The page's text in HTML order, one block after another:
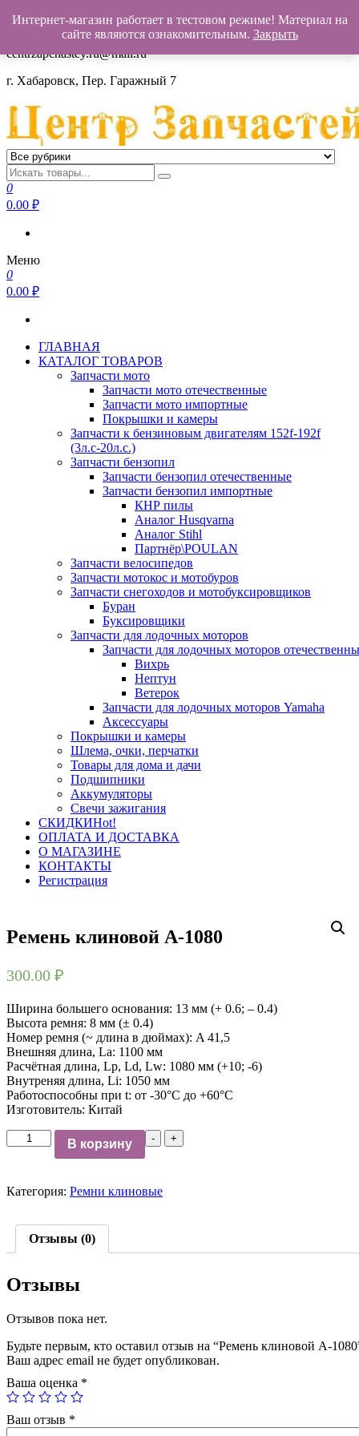
+7(962)503-00-25
centrzapchastey.ru@mail.ru
г. Хабаровск, Пер. Гаражный 7
Центр Запчастей Хабаровск
Запчасти для авто,
мото,бензопил,велосипедов,снегоходов,бензопил и т.д.
Хабаровск
0
0.00 ₽
Меню
0
0.00 ₽
ГЛАВНАЯ
КАТАЛОГ ТОВАРОВ
Запчасти мото
Запчасти мото отечественные
Запчасти мото импортные
Покрышки и камеры
Запчасти к бензиновым двигателям 152f-192f
(3л.с-20л.с.)
Запчасти бензопил
Запчасти бензопил отечественные
Запчасти бензопил импортные
КНР пилы
Аналог Husqvarna
Аналог Stihl
Партнёр\POULAN
Запчасти велосипедов
Запчасти мотокос и мотобуров
Запчасти снегоходов и мотобуксировщиков
Буран
Буксировщики
Запчасти для лодочных моторов
Запчасти для лодочных моторов
Вихрь
Нептун
Ветерок
Запчасти для лодочных моторов Yamaha
Аксессуары
Покрышки и камеры
Шлема, очки, перчатки
Товары для дома и дачи
Подшипники
Аккумуляторы
Свечи зажигания
СКИДКИHot!
ОПЛАТА И ДОСТАВКА
О МАГАЗИНЕ
КОНТАКТЫ
Регистрация
Ремень клиновой А-1080
300.00 ₽
Ширина большего основания: 13 мм (+ 0.6; – 0.4)
Высота ремня: 8 мм (± 0.4)
Номер ремня (~ длина в дюймах): A 41,5
Внешняя длина, La: 1100 мм
Расчётная длина, Lp, Ld, Lw: 1080 мм (+10; -6)
Внутреняя длина, Li: 1050 мм
Работоспособны при t: от -30°C до +60°C
Изготовитель: Китай
-
Количество
Ремень
+
В корзину
Категория: Ремни клиновые
Отзывы (0)
Отзывы
Отзывов пока нет.
Будьте первым, кто оставил отзыв на “Ремень клиновой А-
Ваш адрес email не будет опубликован.
Ваша оценка *
Ваш отзыв *
Интернет-магазин работает в тестовом режиме! Материал на
сайте являются ознакомительным. Закрыть